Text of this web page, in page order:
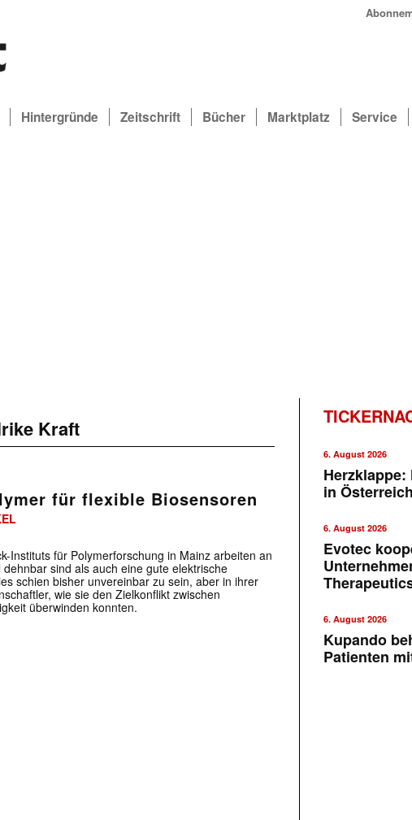
Hintergründe Zeitschrift Bücher Marktplatz Service
Kraft
für flexible Biosensoren
Instituts für Polymerforschung in Mainz arbeiten an
sind als auch eine gute elektrische
schien bisher unvereinbar zu sein, aber in ihrer
wie sie den Zielkonflikt zwischen
überwinden konnten.
6. August 2026
in Österreich
6. August 2026
Evotec
6. August 2026
Kupando
Patienten